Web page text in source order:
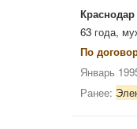
Краснодар
63 года,
По
Январь
Ранее: